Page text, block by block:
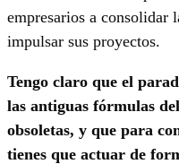
empresarios a consolidar
impulsar sus proyectos.
Tengo claro que el
las antiguas fórmulas
obsoletas, y que para
tienes que actuar de